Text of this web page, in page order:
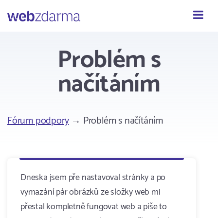
Webzdarma
Problém s
načítáním
Fórum podpory→ Problém s načítáním
Dneska jsem pře nastavoval stránky a po
vymazání pár obrázků ze složky web mi
přestal kompletně fungovat web a píše to